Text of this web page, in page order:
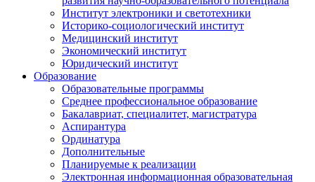
Институт электроники и светотехники
Историко-социологический институт
Медицинский институт
Экономический институт
Юридический институт
Образование
Образовательные программы
Среднее профессиональное образование
Бакалавриат, специалитет, магистратура
Аспирантура
Ординатура
Дополнительные
Планируемые к реализации
Электронная информационная образовательная